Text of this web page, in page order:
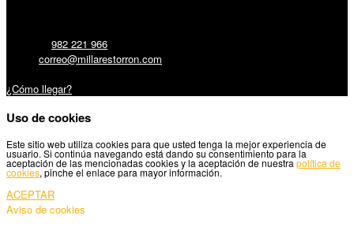
982 221 966
correo@millarestorron.com
¿Cómo llegar?
Uso de cookies
Este sitio web utiliza cookies para que usted tenga la mejor experiencia de
usuario. Si continúa navegando está dando su consentimiento para la
aceptación de las mencionadas cookies y la aceptación de nuestra política de
cookies, pinche el enlace para mayor información.
ACEPTAR
Aviso de cookies